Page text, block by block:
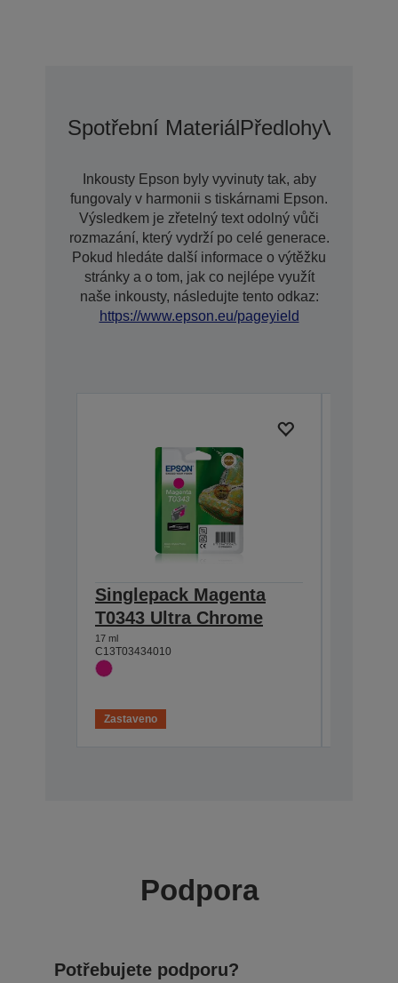
Spotřební MateriálPředlohy
Inkousty Epson byly vyvinuty tak, aby
fungovaly v harmonii s tiskárnami Epson.
Výsledkem je zřetelný text odolný vůči
rozmazání, který vydrží po celé generace.
Pokud hledáte další informace o výtěžku
stránky a o tom, jak co nejlépe využít
naše inkousty, následujte tento odkaz:
https://www.epson.eu/pageyield
Singlepack Magenta
T0343 Ultra Chrome
17 ml
C13T03434010
Zastaveno
Podpora
Potřebujete podporu?